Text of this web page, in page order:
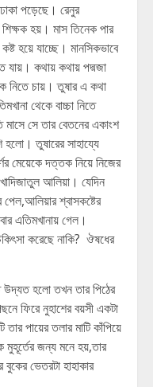
পড়েছে। রেনুর
হয়। মাস তিনেক পার
হয়ে যাচ্ছে। মানসিকভাবে
যায়। কথায় কথায় পদ্মজা
নিতে চায়। তুষার এ কথা
থেকে বাচ্চা নিতে
সে তার বেতনের একাংশ
হলো। তুষারের সাহায্যে
মেয়েকে দত্তক নিয়ে নিজের
আলিয়া। যেদিন
শ্বাসকষ্টের
এতিমখানায় গেল।
করেছে নাকি? ঔষধের
উদ্যত হলো তখন তার পিঠের
ফিরে নুহাশের বয়সী একটা
পায়ের তলার মাটি কাঁপিয়ে
জন্য মনে হয়,তার
ভেতরটা হাহাকার